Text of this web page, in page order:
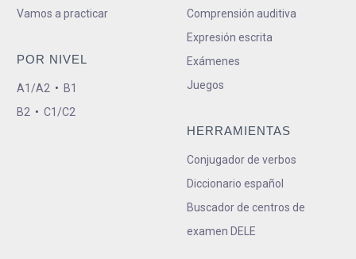
Vamos a practicar
POR NIVEL
A1/A2 • B1
B2 • C1/C2
Comprensión auditiva
Expresión escrita
Exámenes
Juegos
HERRAMIENTAS
Conjugador de verbos
Diccionario español
Buscador de centros de
examen DELE